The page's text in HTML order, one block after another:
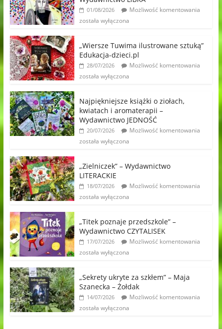
01/08/2026
Możliwość komentowania
została wyłączona
„Wiersze Tuwima ilustrowane sztuką”
Edukacja-dzieci.pl
28/07/2026
Możliwość komentowania
została wyłączona
Najpiękniejsze książki o ziołach,
kwiatach i aromaterapii –
Wydawnictwo JEDNOŚĆ
20/07/2026
Możliwość komentowania
została wyłączona
„Zielniczek” – Wydawnictwo
LITERACKIE
18/07/2026
Możliwość komentowania
została wyłączona
„Titek poznaje przedszkole” –
Wydawnictwo CZYTALISEK
17/07/2026
Możliwość komentowania
została wyłączona
„Sekrety ukryte za szkłem” – Maja
Szanecka – Żołdak
14/07/2026
Możliwość komentowania
została wyłączona